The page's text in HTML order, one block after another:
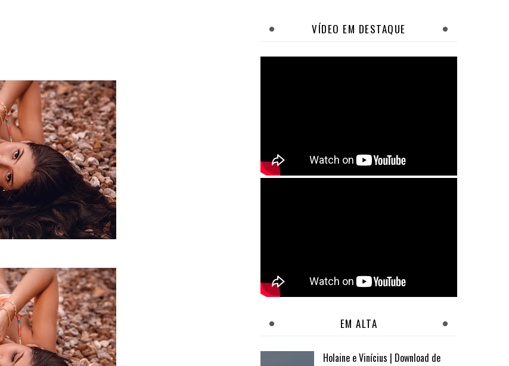
VÍDEO EM DESTAQUE
EM ALTA
Holaine e Vinícius | Download de